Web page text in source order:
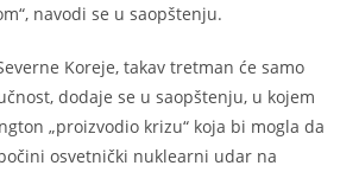
navodi se u saopštenju.
Koreje, takav tretman će samo
dodaje se u saopštenju, u kojem
„proizvodio krizu“ koja bi mogla da
osvetnički nuklearni udar na